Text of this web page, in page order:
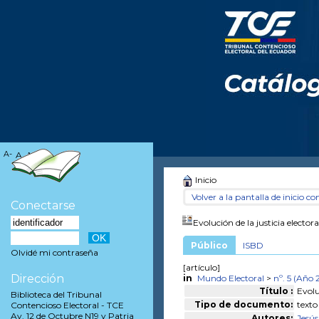
Inicio
Volver a la pantalla de inicio
Evolución de la justicia
Público ISBD
[artículo]
in Mundo Electoral > nº. 5 (Año
Título :
Tipo de documento:
A- A A+
Conectarse
Olvidé mi contraseña
Dirección
Biblioteca del Tribunal
Contencioso Electoral - TCE
Av. 12 de Octubre N19 y Patria